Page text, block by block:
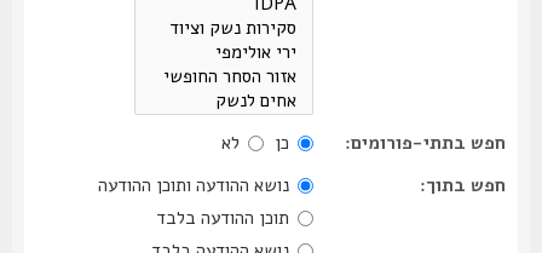
חפש בתתי-פורומים: כן
לא
חפש בתוך:
נושא ההודעה ותוכן ההודעה
תוכן ההודעה בלבד